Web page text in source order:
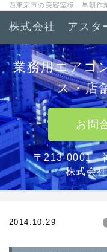
西東京市の美容室様 早朝作
株式会社 アスタ
業務用エア
ス・店
お問
〒213-0001
株式会
2014.10.29